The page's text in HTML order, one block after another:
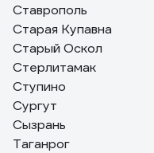
Ставрополь
Старая Купавна
Старый Оскол
Стерлитамак
Ступино
Сургут
Сызрань
Таганрог